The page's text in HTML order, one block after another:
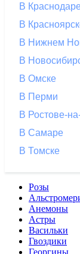
В
В
В Нижнем
В
В Омске
В Перми
В Ростове-
В Самаре
В Томске
Розы
Анемоны
Астры
Васильки
Гвоздики
Георгины